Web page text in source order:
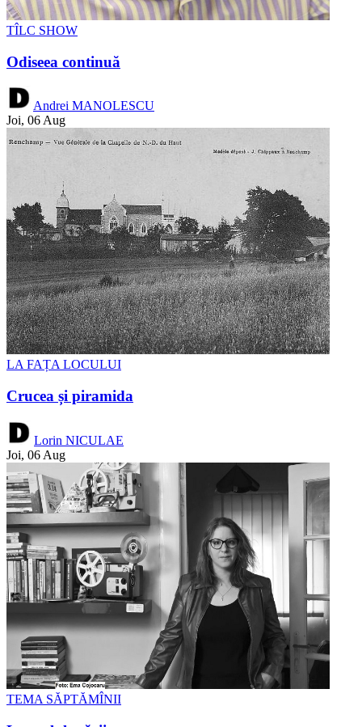
TÎLC SHOW
Odiseea continuă
Andrei MANOLESCU
Joi, 06 Aug
LA FAȚA LOCULUI
Crucea și piramida
Lorin NICULAE
Joi, 06 Aug
TEMA SĂPTĂMÎNII